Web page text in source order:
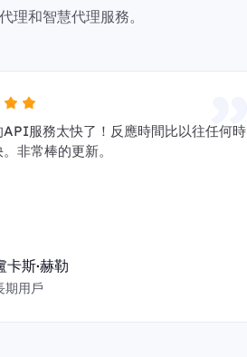
和智慧代理服務。
API服務太快了！反應時間比以往任何時
非常棒的更新。
卡斯·赫勒
期用戶